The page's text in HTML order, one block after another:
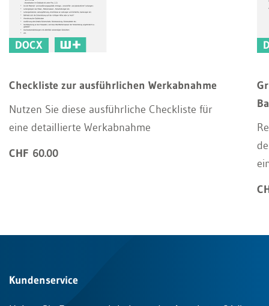
DOCX
Checkliste zur ausführlichen Werkabnahme
Nutzen Sie diese ausführliche Checkliste für
eine detaillierte Werkabnahme
CHF 60.00
Kundenservice